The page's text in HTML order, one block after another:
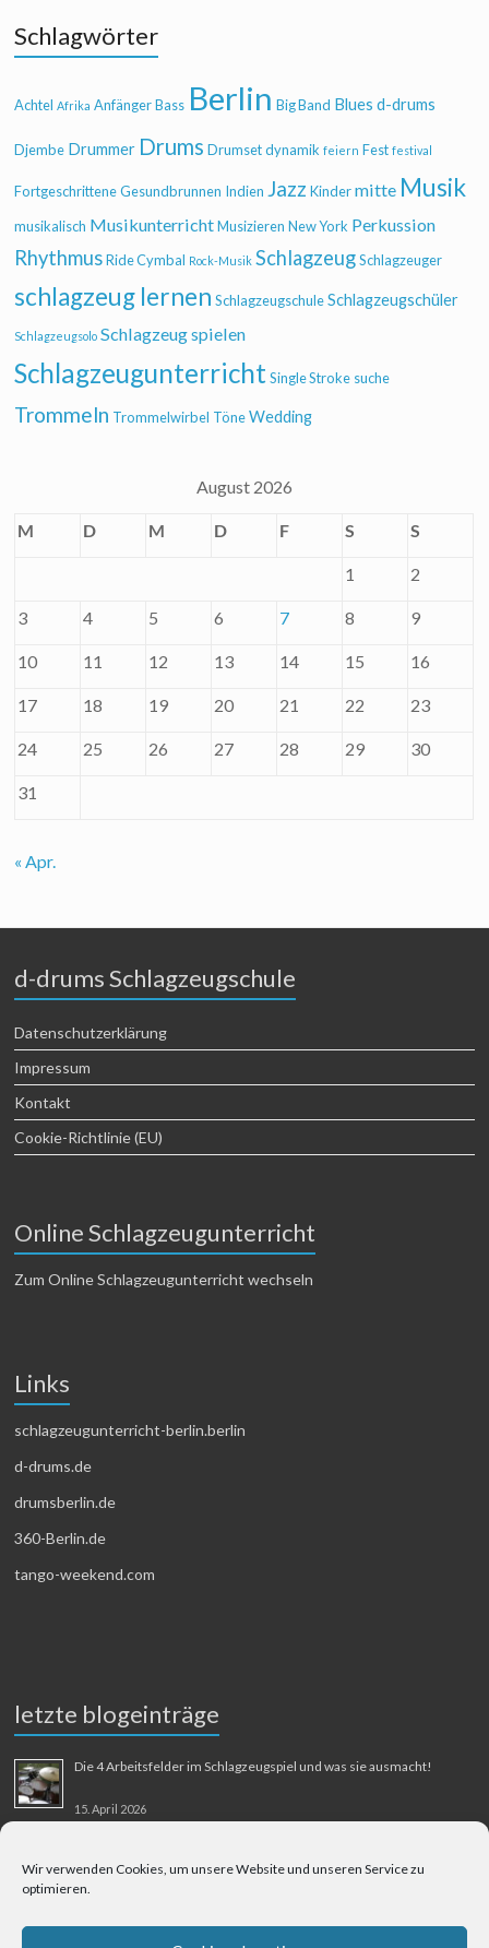
Wir verwenden Cookies, um unsere Website und unseren Service zu
optimieren.
Schlagwörter
Achtel Afrika Anfänger Bass Berlin Big Band Blues d-drums
Djembe Drummer Drums Drumset dynamik feiern Fest festival
Fortgeschrittene Gesundbrunnen Indien Jazz Kinder mitte Musik
musikalisch Musikunterricht Musizieren New York Perkussion
Rhythmus Ride Cymbal Rock-Musik Schlagzeug Schlagzeuger
schlagzeug lernen Schlagzeugschule Schlagzeugschüler
Schlagzeugsolo Schlagzeug spielen
Schlagzeugunterricht Single Stroke suche
Trommeln Trommelwirbel Töne Wedding
August 2026
M D M D F S S
1 2
3 4 5 6 7 8 9
10 11 12 13 14 15 16
17 18 19 20 21 22 23
24 25 26 27 28 29 30
31
« Apr.
d-drums Schlagzeugschule
Datenschutzerklärung
Impressum
Kontakt
Cookie-Richtlinie (EU)
Online Schlagzeugunterricht
Zum Online Schlagzeugunterricht wechseln
Links
schlagzeugunterricht-berlin.berlin
d-drums.de
drumsberlin.de
360-Berlin.de
tango-weekend.com
letzte blogeinträge
Die 4 Arbeitsfelder im Schlagzeugspiel und was sie ausmacht!
15. April 2026
31. August 2025
Berliner Flughafen Tegel – Berlin-Bangkok